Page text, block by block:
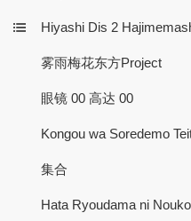
Hiyashi Dis 2
雾雨梅花东方Project
眼镜 00 高达 00
Kongou wa Soredemo
集合
Hata Ryoudama ni